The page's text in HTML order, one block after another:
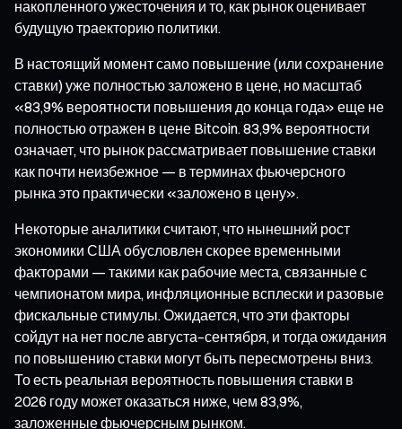
накопленного ужесточения и то, как рынок оценивает
будущую траекторию политики.
В настоящий момент само повышение (или сохранение
ставки) уже полностью заложено в цене, но масштаб
«83,9% вероятности повышения до конца года» еще не
полностью отражен в цене Bitcoin. 83,9% вероятности
означает, что рынок рассматривает повышение ставки
как почти неизбежное — в терминах фьючерсного
рынка это практически «заложено в цену».
Некоторые аналитики считают, что нынешний рост
экономики США обусловлен скорее временными
факторами — такими как рабочие места, связанные с
чемпионатом мира, инфляционные всплески и разовые
фискальные стимулы. Ожидается, что эти факторы
сойдут на нет после августа–сентября, и тогда ожидания
по повышению ставки могут быть пересмотрены вниз.
То есть реальная вероятность повышения ставки в
2026 году может оказаться ниже, чем 83,9%,
заложенные фьючерсным рынком.